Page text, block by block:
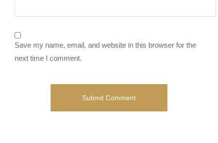
Save my name, email, and website in this browser for the
next time I comment.